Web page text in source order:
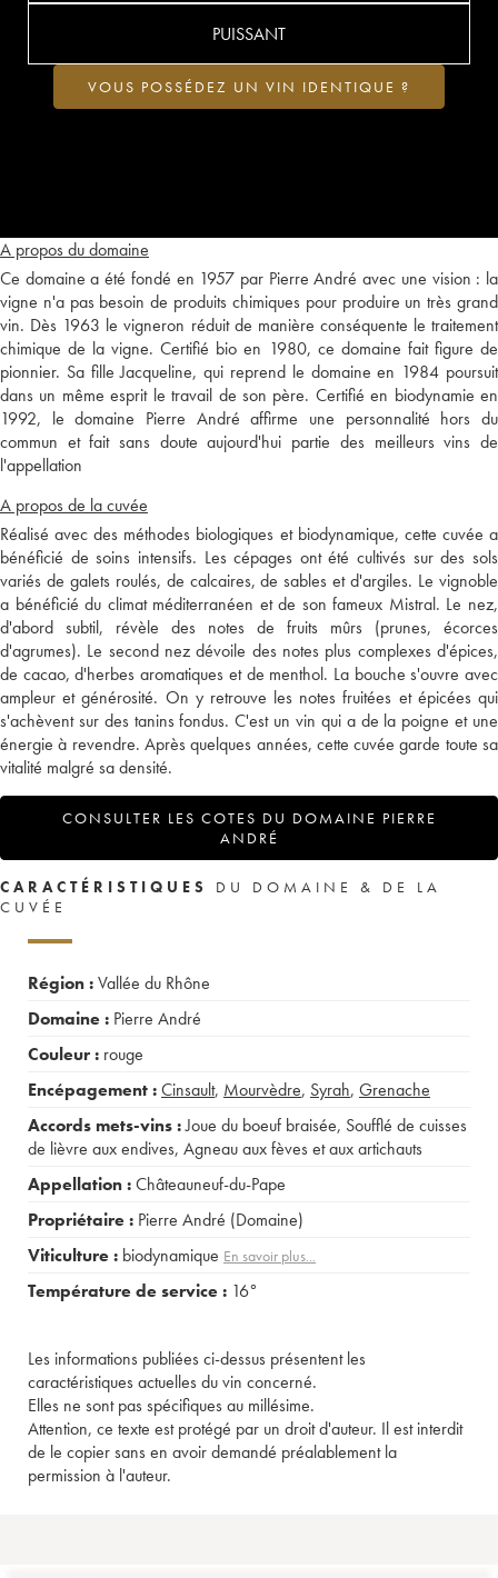
A propos du domaine
Ce domaine a été fondé en 1957 par Pierre André avec une vision : la
vigne n'a pas besoin de produits chimiques pour produire un très grand
vin. Dès 1963 le vigneron réduit de manière conséquente le traitement
chimique de la vigne. Certifié bio en 1980, ce domaine fait figure de
pionnier. Sa fille Jacqueline, qui reprend le domaine en 1984 poursuit
dans un même esprit le travail de son père. Certifié en biodynamie en
1992, le domaine Pierre André affirme une personnalité hors du
commun et fait sans doute aujourd'hui partie des meilleurs vins de
l'appellation
A propos de la cuvée
Réalisé avec des méthodes biologiques et biodynamique, cette cuvée a
bénéficié de soins intensifs. Les cépages ont été cultivés sur des sols
variés de galets roulés, de calcaires, de sables et d'argiles. Le vignoble
a bénéficié du climat méditerranéen et de son fameux Mistral. Le nez,
d'abord subtil, révèle des notes de fruits mûrs (prunes, écorces
d'agrumes). Le second nez dévoile des notes plus complexes d'épices,
de cacao, d'herbes aromatiques et de menthol. La bouche s'ouvre avec
ampleur et générosité. On y retrouve les notes fruitées et épicées qui
s'achèvent sur des tanins fondus. C'est un vin qui a de la poigne et une
énergie à revendre. Après quelques années, cette cuvée garde toute sa
vitalité malgré sa densité.
CONSULTER LES COTES DU DOMAINE PIERRE
ANDRÉ
PUISSANT
VOUS POSSÉDEZ UN VIN IDENTIQUE ?
CARACTÉRISTIQUES
DU DOMAINE & DE LA
CUVÉE
Région :Vallée du Rhône
Domaine : Pierre André
Couleur : rouge
Encépagement :Cinsault, Mourvèdre, Syrah, Grenache
Accords mets-vins :Joue du boeuf braisée, Soufflé de cuisses
de lièvre aux endives, Agneau aux fèves et aux artichauts
Appellation :Châteauneuf-du-Pape
Propriétaire : Pierre André (Domaine)
Viticulture : biodynamique En savoir plus...
Température de service : 16°
Les informations publiées ci-dessus présentent les
caractéristiques actuelles du vin concerné.
Elles ne sont pas spécifiques au millésime.
Attention, ce texte est protégé par un droit d'auteur. Il est interdit
de le copier sans en avoir demandé préalablement la
permission à l'auteur.